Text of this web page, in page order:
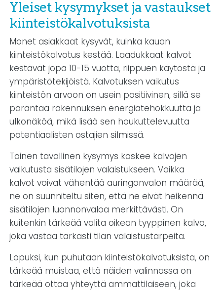
Yleiset kysymykset ja vastaukset
kiinteistökalvotuksista
Monet asiakkaat kysyvät, kuinka kauan
kiinteistökalvotus kestää. Laadukkaat kalvot
kestävät jopa 10-15 vuotta, riippuen käytöstä ja
ympäristötekijöistä. Kalvotuksen vaikutus
kiinteistön arvoon on usein positiivinen, sillä se
parantaa rakennuksen energiatehokkuutta ja
ulkonäköä, mikä lisää sen houkuttelevuutta
potentiaalisten ostajien silmissä.
Toinen tavallinen kysymys koskee kalvojen
vaikutusta sisätilojen valaistukseen. Vaikka
kalvot voivat vähentää auringonvalon määrää,
ne on suunniteltu siten, että ne eivät heikennä
sisätilojen luonnonvaloa merkittävästi. On
kuitenkin tärkeää valita oikean tyyppinen kalvo,
joka vastaa tarkasti tilan valaistustarpeita.
Lopuksi, kun puhutaan kiinteistökalvotuksista, on
tärkeää muistaa, että näiden valinnassa on
tärkeää ottaa yhteyttä ammattilaiseen, joka